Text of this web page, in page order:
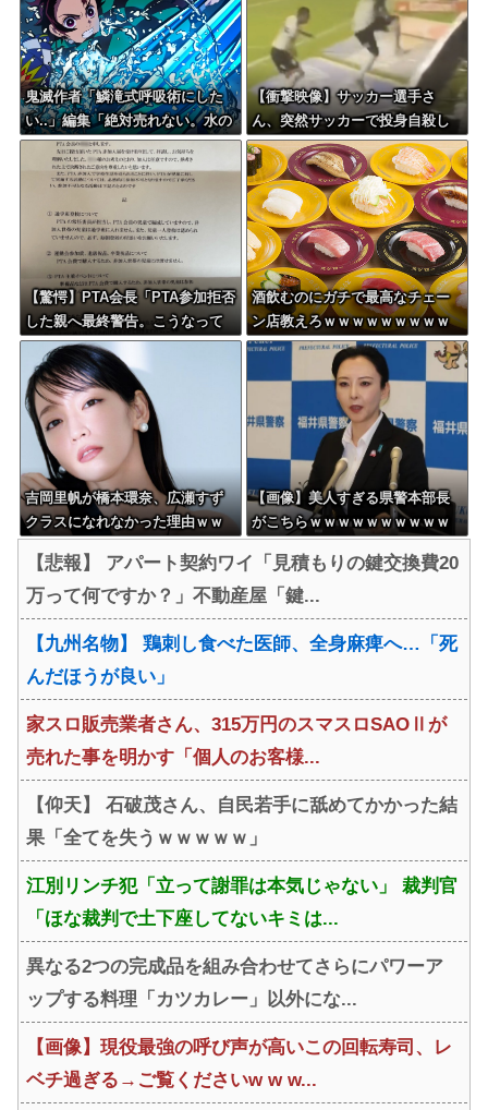
鬼滅作者「鱗滝式呼吸術にした
い..」編集「絶対売れない。水の
呼吸にしましょう」
【衝撃映像】サッカー選手さ
ん、突然サッカーで投身自殺し
てしまう
【驚愕】PTA会長「PTA参加拒否
した親へ最終警告。こうなって
もいい？」
酒飲むのにガチで最高なチェー
ン店教えろｗｗｗｗｗｗｗｗｗ
ｗ
吉岡里帆が橋本環奈、広瀬すず
クラスになれなかった理由ｗｗ
【画像】美人すぎる県警本部長
がこちらｗｗｗｗｗｗｗｗｗｗ
【悲報】 アパート契約ワイ「見積もりの鍵交換費20
万って何ですか？」不動産屋「鍵...
【九州名物】 鶏刺し食べた医師、全身麻痺へ…「死
んだほうが良い」
家スロ販売業者さん、315万円のスマスロSAOⅡが
売れた事を明かす「個人のお客様...
【仰天】 石破茂さん、自民若手に舐めてかかった結
果「全てを失うｗｗｗｗｗ」
江別リンチ犯「立って謝罪は本気じゃない」 裁判官
「ほな裁判で土下座してないキミは...
異なる2つの完成品を組み合わせてさらにパワーア
ップする料理「カツカレー」以外にな...
【画像】現役最強の呼び声が高いこの回転寿司、レ
ベチ過ぎる→ご覧くださいw w w...